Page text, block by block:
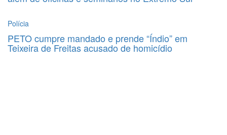
Polícia
PETO cumpre mandado e prende “Índio” em
Teixeira de Freitas acusado de homicídio